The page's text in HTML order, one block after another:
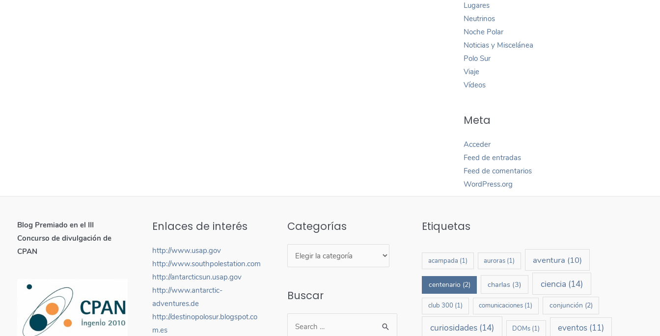
Lugares
Neutrinos
Noche Polar
Noticias y Miscelánea
Polo Sur
Viaje
Vídeos
Meta
Acceder
Feed de entradas
Feed de comentarios
WordPress.org
Blog Premiado en el III
Concurso de divulgación de
CPAN
Enlaces de interés
http://www.usap.gov
http://www.southpolestation.com
http://antarcticsun.usap.gov
http://www.antarctic-
adventures.de
http://destinopolosur.blogspot.co
m.es
Categorías
Buscar
Etiquetas
acampada (1) auroras (1) aventura (10)
centenario (2) charlas (3) ciencia (14)
club 300 (1) comunicaciones (1) conjunción (2)
curiosidades (14) DOMs (1) eventos (11)